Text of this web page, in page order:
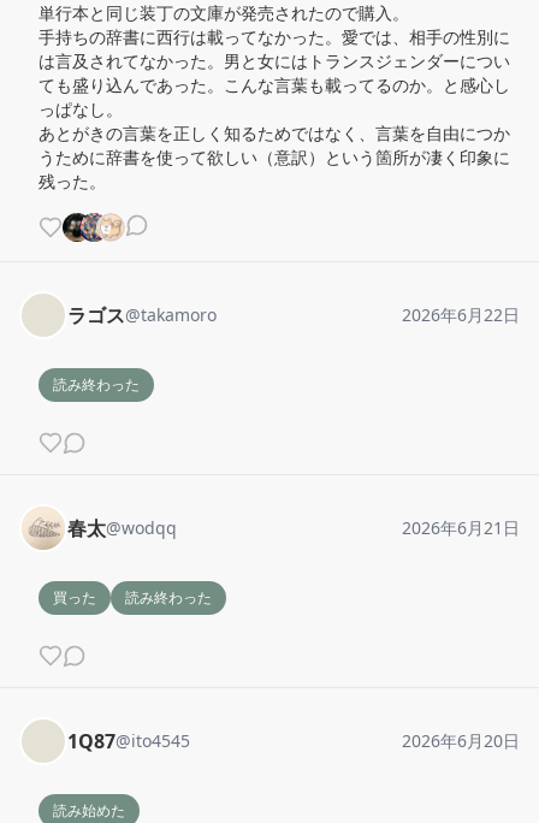
単行本と同じ装丁の文庫が発売されたので購入。
手持ちの辞書に西行は載ってなかった。愛では、相手の性別に
は言及されてなかった。男と女にはトランスジェンダーについ
ても盛り込んであった。こんな言葉も載ってるのか。と感心し
っぱなし。
あとがきの言葉を正しく知るためではなく、言葉を自由につか
うために辞書を使って欲しい（意訳）という箇所が凄く印象に
残った。
ラゴス@takamoro 2026年6月22日
読み終わった
春太@wodqq 2026年6月21日
買った 読み終わった
1Q87@ito4545 2026年6月20日
読み始めた